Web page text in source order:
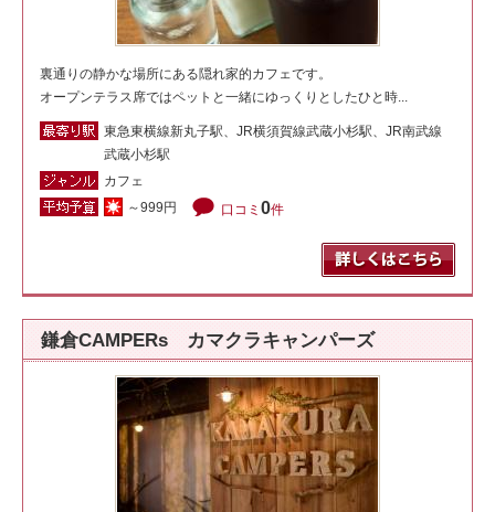
裏通りの静かな場所にある隠れ家的カフェです。
オープンテラス席ではペットと一緒にゆっくりとしたひと時...
東急東横線新丸子駅、JR横須賀線武蔵小杉駅、JR南武線
武蔵小杉駅
カフェ
～999円
口コミ 0件
鎌倉CAMPERs カマクラキャンパーズ